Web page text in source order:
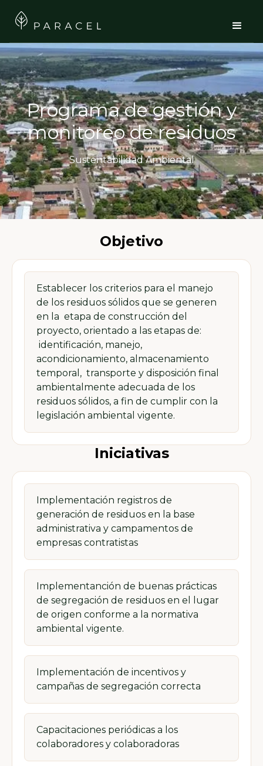
Programa de gestión y
monitoreo de residuos
Sustentabilidad Ambiental
Objetivo
Establecer los criterios para el manejo
de los residuos sólidos que se generen
en la etapa de construcción del
proyecto, orientado a las etapas de:
identificación, manejo,
acondicionamiento, almacenamiento
temporal, transporte y disposición final
ambientalmente adecuada de los
residuos sólidos, a fin de cumplir con la
legislación ambiental vigente.
Iniciativas
Implementación registros de
generación de residuos en la base
administrativa y campamentos de
empresas contratistas
Implementanción de buenas prácticas
de segregación de residuos en el lugar
de origen conforme a la normativa
ambiental vigente.
Implementación de incentivos y
campañas de segregación correcta
Capacitaciones periódicas a los
colaboradores y colaboradoras